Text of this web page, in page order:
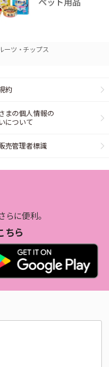
ーツ・チップス
約
まの個人情報の
について
売管理者標識
に便利。
ちら